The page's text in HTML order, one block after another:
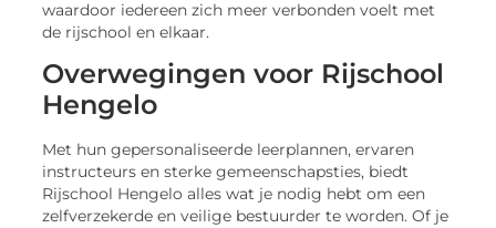
waardoor iedereen zich meer verbonden voelt met
de rijschool en elkaar.
Overwegingen voor Rijschool
Hengelo
Met hun gepersonaliseerde leerplannen, ervaren
instructeurs en sterke gemeenschapsties, biedt
Rijschool Hengelo alles wat je nodig hebt om een
zelfverzekerde en veilige bestuurder te worden. Of je